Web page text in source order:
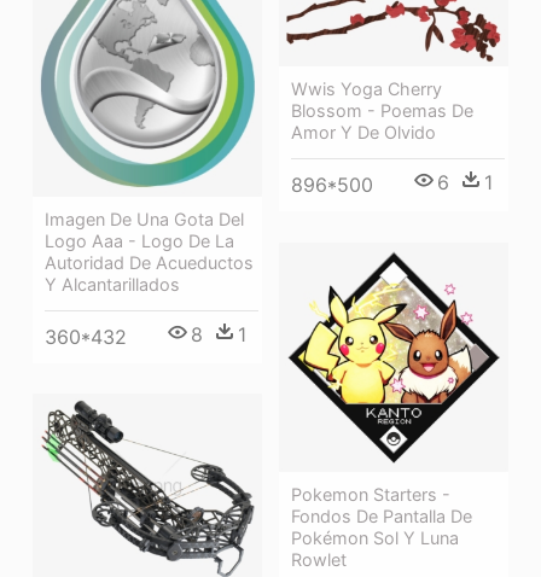
Imagen De Una Gota Del
Logo Aaa - Logo De La
Autoridad De Acueductos
Y Alcantarillados
360*432 8 1
Wwis Yoga Cherry
Blossom - Poemas De
Amor Y De Olvido
896*500 6 1
Pokemon Starters -
Fondos De Pantalla De
Pokémon Sol Y Luna
Rowlet